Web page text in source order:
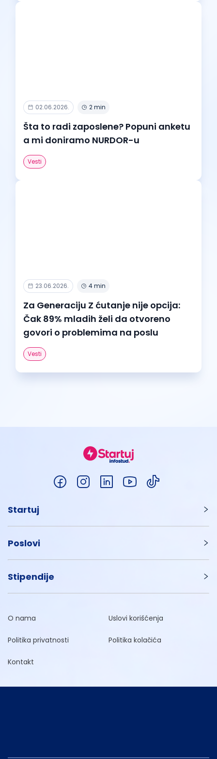
02.06.2026. 2 min
Šta to radi zaposlene? Popuni anketu
a mi doniramo NURDOR-u
Vesti
23.06.2026. 4 min
Za Generaciju Z ćutanje nije opcija:
Čak 89% mladih želi da otvoreno
govori o problemima na poslu
Vesti
Startuj
Poslovi
Stipendije
O nama Uslovi korišćenja
Politika privatnosti Politika kolačića
Kontakt